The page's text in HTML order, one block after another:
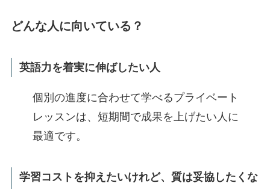
どんな人に向いている？
英語力を着実に伸ばしたい人
個別の進度に合わせて学べるプライベート
レッスンは、短期間で成果を上げたい人に
最適です。
学習コストを抑えたいけれど、質は妥協したくな